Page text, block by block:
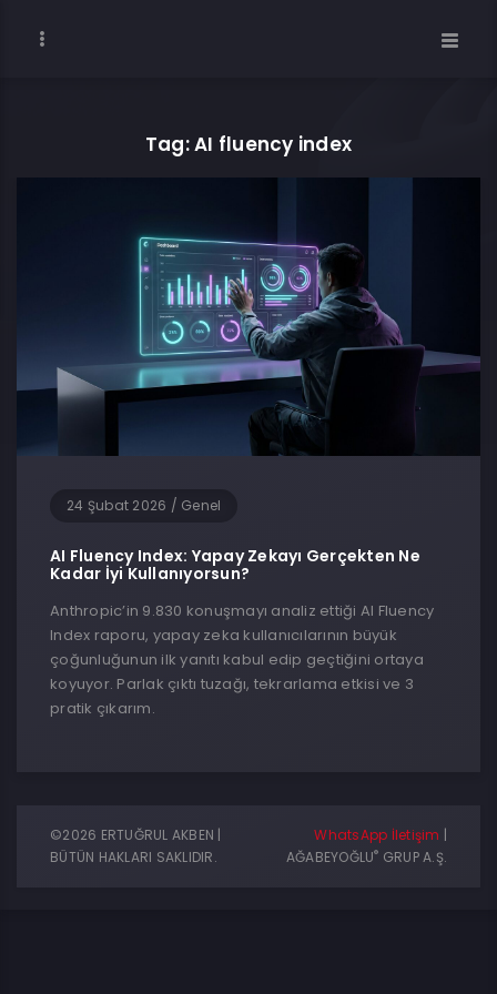
Tag: AI fluency index
24 Şubat 2026 / Genel
AI Fluency Index: Yapay Zekayı Gerçekten Ne
Kadar İyi Kullanıyorsun?
Anthropic’in 9.830 konuşmayı analiz ettiği AI Fluency
Index raporu, yapay zeka kullanıcılarının büyük
çoğunluğunun ilk yanıtı kabul edip geçtiğini ortaya
koyuyor. Parlak çıktı tuzağı, tekrarlama etkisi ve 3
pratik çıkarım.
©2026 ERTUĞRUL AKBEN |
BÜTÜN HAKLARI SAKLIDIR.
WhatsApp İletişim |
AĞABEYOĞLU® GRUP A.Ş.